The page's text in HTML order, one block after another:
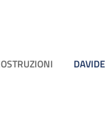
DAVIDE